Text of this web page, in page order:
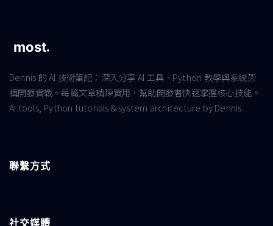
Dennis 的 AI 技術筆記：深入分享 AI 工具、Python 教學與系統架
構開發實戰。每篇文章精煉實用，幫助開發者快速掌握核心技能。
AI tools, Python tutorials & system architecture by Dennis.
聯繫方式
社交媒體